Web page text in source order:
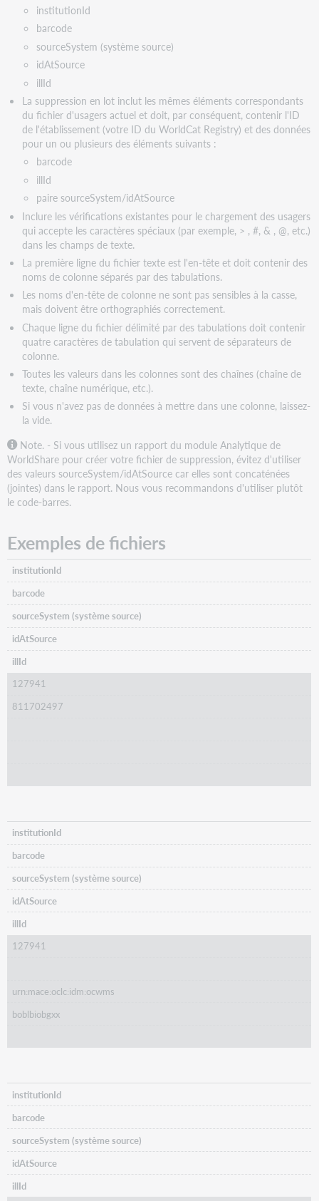
institutionId
barcode
sourceSystem (système source)
idAtSource
illId
La suppression en lot inclut les mêmes éléments correspondants
du fichier d'usagers actuel et doit, par conséquent, contenir l'ID
de l'établissement (votre ID du WorldCat Registry) et des données
pour un ou plusieurs des éléments suivants :
barcode
illId
paire sourceSystem/idAtSource
Inclure les vérifications existantes pour le chargement des usagers
qui accepte les caractères spéciaux (par exemple, > , #, & , @, etc.)
dans les champs de texte.
La première ligne du fichier texte est l'en-tête et doit contenir des
noms de colonne séparés par des tabulations.
Les noms d'en-tête de colonne ne sont pas sensibles à la casse,
mais doivent être orthographiés correctement.
Chaque ligne du fichier délimité par des tabulations doit contenir
quatre caractères de tabulation qui servent de séparateurs de
colonne.
Toutes les valeurs dans les colonnes sont des chaînes (chaîne de
texte, chaîne numérique, etc.).
Si vous n'avez pas de données à mettre dans une colonne, laissez-
la vide.
Note. - Si vous utilisez un rapport du module Analytique de
WorldShare pour créer votre fichier de suppression, évitez d'utiliser
des valeurs sourceSystem/idAtSource car elles sont concaténées
(jointes) dans le rapport. Nous vous recommandons d'utiliser plutôt
le code-barres.
Exemples de fichiers
institutionId
barcode
sourceSystem (système source)
idAtSource
illId
127941
811702497
institutionId
barcode
sourceSystem (système source)
idAtSource
illId
127941
urn:mace:oclc:idm:ocwms
boblbiobgxx
institutionId
barcode
sourceSystem (système source)
idAtSource
illId